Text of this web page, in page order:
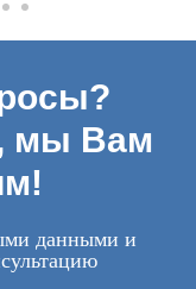
мы Вам
данными и